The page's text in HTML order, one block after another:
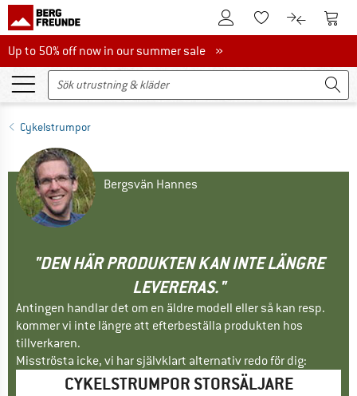
Till kundkontotTill minneslistan.
Till Till
Up to 50% off now in our summer sale
Up to 50% off now in our summer sale »
Cykelstrumpor
Bergsvän Hannes
"DEN HÄR PRODUKTEN KAN INTE LÄNGRE
LEVERERAS."
Antingen handlar det om en äldre modell eller så kan resp.
kommer vi inte längre att efterbeställa produkten hos
tillverkaren.
Misströsta icke, vi har självklart alternativ redo för dig:
CYKELSTRUMPOR STORSÄLJARE